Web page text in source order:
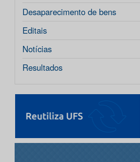
Desaparecimento de bens
Editais
Notícias
Resultados